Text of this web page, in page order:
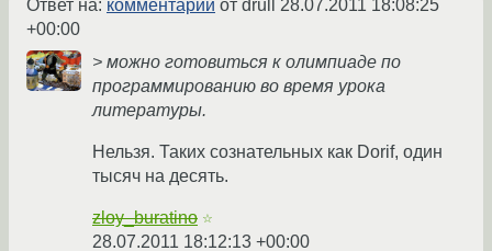
Ответ на: комментарий от drull 28.07.2011 18:08:25
+00:00
> можно готовиться к олимпиаде по
программированию во время урока
литературы.
Нельзя. Таких сознательных как Dorif, один
тысяч на десять.
zloy_buratino ☆
28.07.2011 18:12:13 +00:00